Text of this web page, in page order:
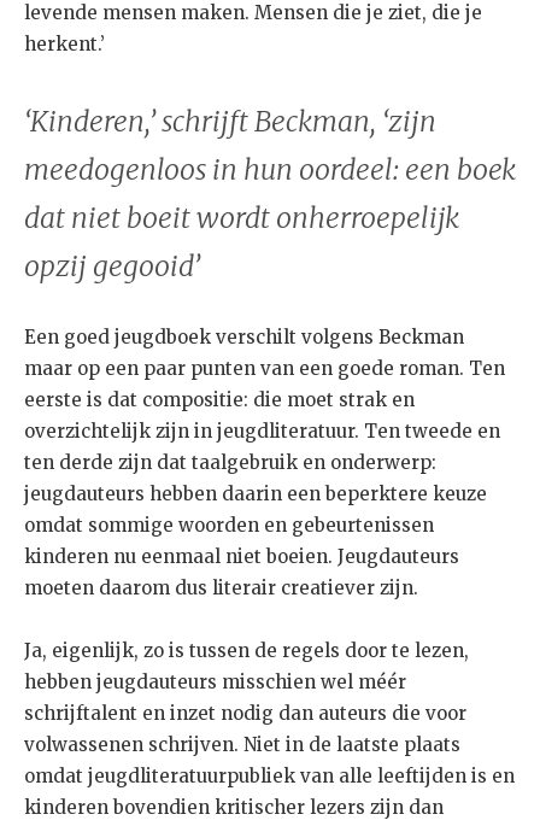
levende mensen maken. Mensen die je ziet, die je
herkent.’
‘Kinderen,’ schrijft Beckman, ‘zijn
meedogenloos in hun oordeel: een boek
dat niet boeit wordt onherroepelijk
opzij gegooid’
Een goed jeugdboek verschilt volgens Beckman
maar op een paar punten van een goede roman. Ten
eerste is dat compositie: die moet strak en
overzichtelijk zijn in jeugdliteratuur. Ten tweede en
ten derde zijn dat taalgebruik en onderwerp:
jeugdauteurs hebben daarin een beperktere keuze
omdat sommige woorden en gebeurtenissen
kinderen nu eenmaal niet boeien. Jeugdauteurs
moeten daarom dus literair creatiever zijn.
Ja, eigenlijk, zo is tussen de regels door te lezen,
hebben jeugdauteurs misschien wel méér
schrijftalent en inzet nodig dan auteurs die voor
volwassenen schrijven. Niet in de laatste plaats
omdat jeugdliteratuurpubliek van alle leeftijden is en
kinderen bovendien kritischer lezers zijn dan